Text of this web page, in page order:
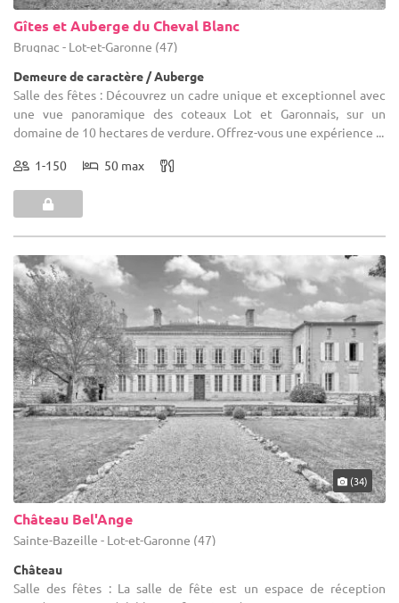
Gîtes et Auberge du Cheval Blanc
Brugnac - Lot-et-Garonne (47)
Demeure de caractère / Auberge
Salle des fêtes : Découvrez un cadre unique et exceptionnel avec
une vue panoramique des coteaux Lot et Garonnais, sur un
domaine de 10 hectares de verdure. Offrez-vous une expérience ...
1-150 50 max
(34)
Château Bel'Ange
Sainte-Bazeille - Lot-et-Garonne (47)
Château
Salle des fêtes : La salle de fête est un espace de réception